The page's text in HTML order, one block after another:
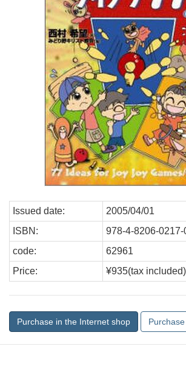
Issued date:
2005/04/01
ISBN:
978-4-8206-0217-
code:
62961
Price:
¥935(tax included)